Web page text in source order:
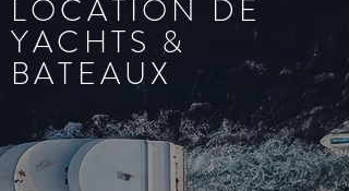
LOCATION DE
YACHTS &
BATEAUX